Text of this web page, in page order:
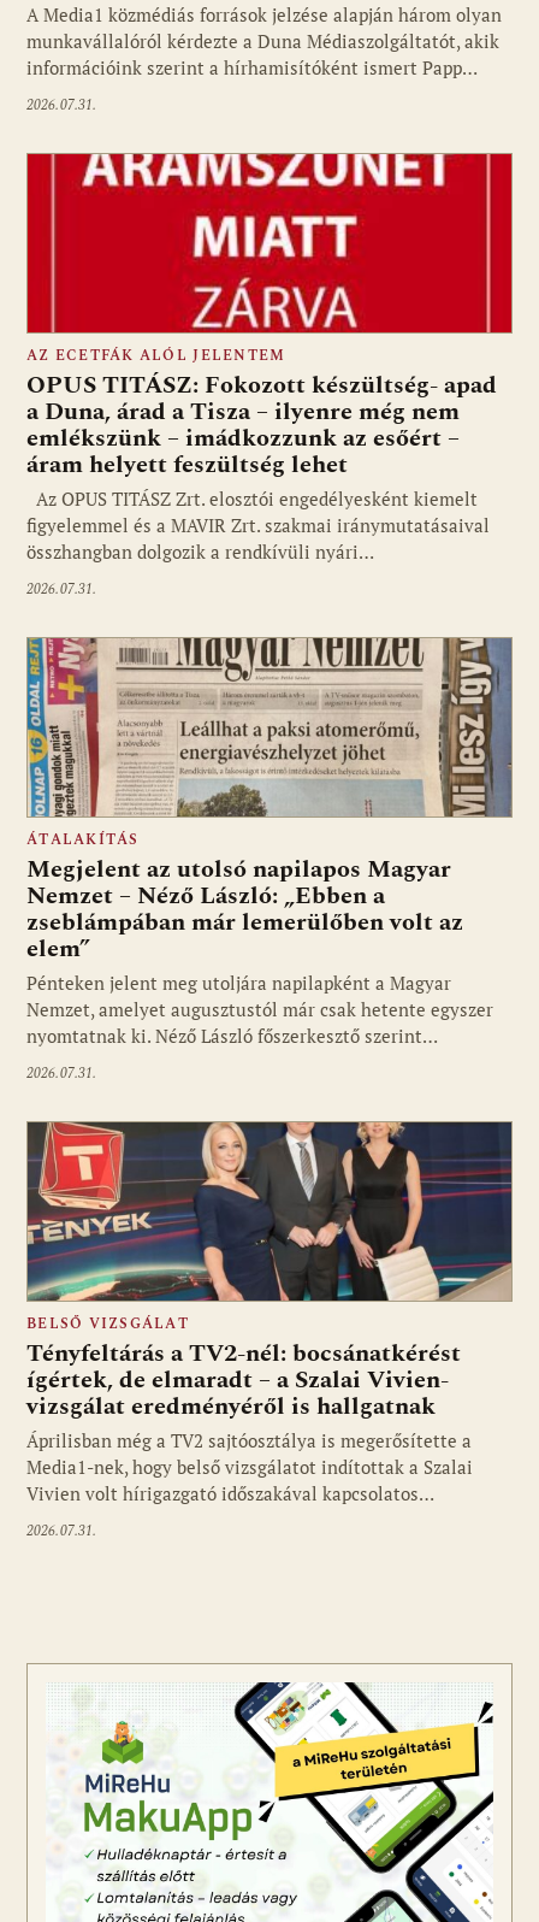
A Media1 közmédiás források jelzése alapján három olyan
munkavállalóról kérdezte a Duna Médiaszolgáltatót, akik
információink szerint a hírhamisítóként ismert Papp…
2026.07.31.
AZ ECETFÁK ALÓL JELENTEM
OPUS TITÁSZ: Fokozott készültség- apad
a Duna, árad a Tisza – ilyenre még nem
emlékszünk – imádkozzunk az esőért –
áram helyett feszültség lehet
Az OPUS TITÁSZ Zrt. elosztói engedélyesként kiemelt
figyelemmel és a MAVIR Zrt. szakmai iránymutatásaival
összhangban dolgozik a rendkívüli nyári…
2026.07.31.
ÁTALAKÍTÁS
Megjelent az utolsó napilapos Magyar
Nemzet – Néző László: „Ebben a
zseblámpában már lemerülőben volt az
elem”
Pénteken jelent meg utoljára napilapként a Magyar
Nemzet, amelyet augusztustól már csak hetente egyszer
nyomtatnak ki. Néző László főszerkesztő szerint…
2026.07.31.
BELSŐ VIZSGÁLAT
Tényfeltárás a TV2-nél: bocsánatkérést
ígértek, de elmaradt – a Szalai Vivien-
vizsgálat eredményéről is hallgatnak
Áprilisban még a TV2 sajtóosztálya is megerősítette a
Media1-nek, hogy belső vizsgálatot indítottak a Szalai
Vivien volt hírigazgató időszakával kapcsolatos…
2026.07.31.